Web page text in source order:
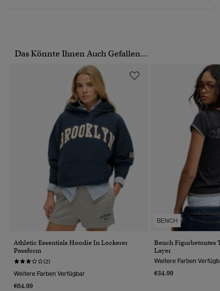
Das Könnte Ihnen Auch Gefallen...
Athletic Essentials Hoodie In Lockerer
Passform
(2)
Weitere Farben Verfügbar
€64.99
BENCH
Bench Figurbetontes
Layer
Weitere Farben
€34.99